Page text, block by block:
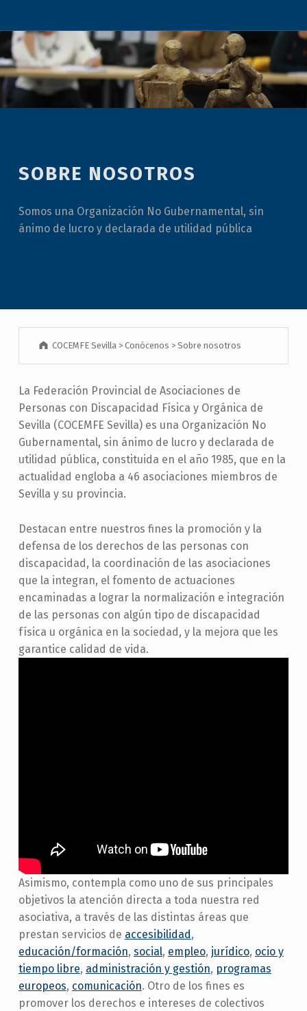
SOBRE NOSOTROS
Somos una Organización No Gubernamental, sin
ánimo de lucro y declarada de utilidad pública
COCEMFE Sevilla >Conócenos >Sobre nosotros
La Federación Provincial de Asociaciones de
Personas con Discapacidad Física y Orgánica de
Sevilla (COCEMFE Sevilla) es una Organización No
Gubernamental, sin ánimo de lucro y declarada de
utilidad pública, constituida en el año 1985, que en la
actualidad engloba a 46 asociaciones miembros de
Sevilla y su provincia.
Destacan entre nuestros fines la promoción y la
defensa de los derechos de las personas con
discapacidad, la coordinación de las asociaciones
que la integran, el fomento de actuaciones
encaminadas a lograr la normalización e integración
de las personas con algún tipo de discapacidad
física u orgánica en la sociedad, y la mejora que les
garantice calidad de vida.
Asimismo, contempla como uno de sus principales
objetivos la atención directa a toda nuestra red
asociativa, a través de las distintas áreas que
prestan servicios de accesibilidad ,
educación/formación, social, empleo, jurídico, ocio y
tiempo libre, administración y gestión, programas
europeos, comunicación. Otro de los fines es
promover los derechos e intereses de colectivos